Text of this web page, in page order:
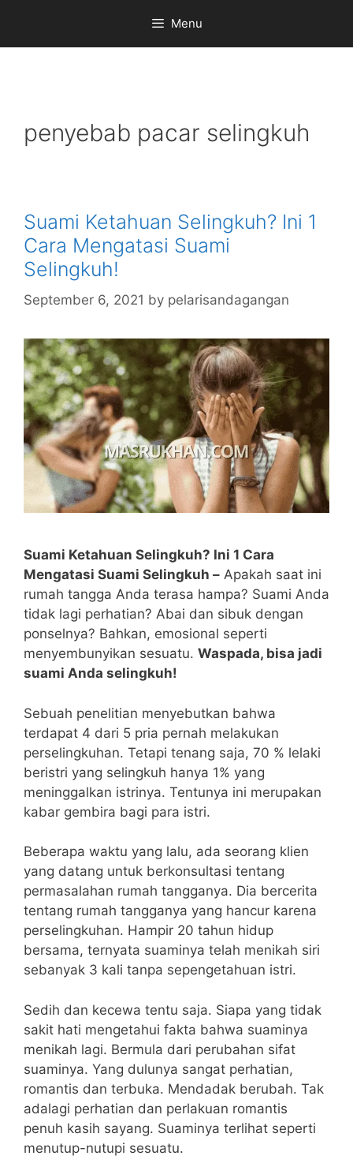
content
Menu
penyebab pacar selingkuh
Suami Ketahuan Selingkuh? Ini 1
Cara Mengatasi Suami
Selingkuh!
September 6, 2021 by pelarisandagangan
Suami Ketahuan Selingkuh? Ini 1 Cara
Mengatasi Suami Selingkuh – Apakah saat ini
rumah tangga Anda terasa hampa? Suami Anda
tidak lagi perhatian? Abai dan sibuk dengan
ponselnya? Bahkan, emosional seperti
menyembunyikan sesuatu. Waspada, bisa jadi
suami Anda selingkuh!
Sebuah penelitian menyebutkan bahwa
terdapat 4 dari 5 pria pernah melakukan
perselingkuhan. Tetapi tenang saja, 70 % lelaki
beristri yang selingkuh hanya 1% yang
meninggalkan istrinya. Tentunya ini merupakan
kabar gembira bagi para istri.
Beberapa waktu yang lalu, ada seorang klien
yang datang untuk berkonsultasi tentang
permasalahan rumah tangganya. Dia bercerita
tentang rumah tangganya yang hancur karena
perselingkuhan. Hampir 20 tahun hidup
bersama, ternyata suaminya telah menikah siri
sebanyak 3 kali tanpa sepengetahuan istri.
Sedih dan kecewa tentu saja. Siapa yang tidak
sakit hati mengetahui fakta bahwa suaminya
menikah lagi. Bermula dari perubahan sifat
suaminya. Yang dulunya sangat perhatian,
romantis dan terbuka. Mendadak berubah. Tak
adalagi perhatian dan perlakuan romantis
penuh kasih sayang. Suaminya terlihat seperti
menutup-nutupi sesuatu.